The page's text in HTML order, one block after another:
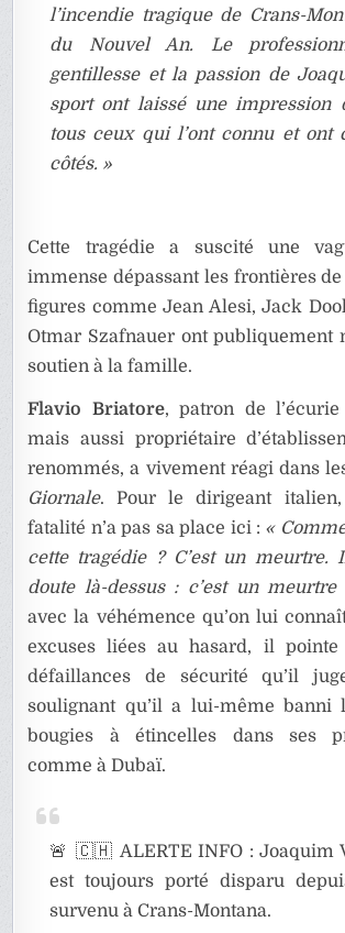
l’incendie tragique de Crans-
du Nouvel An. Le
gentillesse et la passion de
sport ont laissé une impression
tous ceux qui l’ont connu et ont
côtés. »
Cette tragédie a suscité une
immense dépassant les frontières de
figures comme Jean Alesi, Jack
Otmar Szafnauer ont publiquement
soutien à la famille.
Flavio Briatore, patron de
mais aussi propriétaire
renommés, a vivement réagi dans
Giornale. Pour le dirigeant
fatalité n’a pas sa place ici : «
cette tragédie ? C’est un meurtre.
doute là-dessus : c’est un meurtre
avec la véhémence qu’on lui
excuses liées au hasard, il
défaillances de sécurité qu’il
soulignant qu’il a lui-même banni
bougies à étincelles dans ses
comme à Dubaï.
🚨 🇨🇭 ALERTE INFO : Joaquim
est toujours porté disparu
survenu à Crans-Montana.